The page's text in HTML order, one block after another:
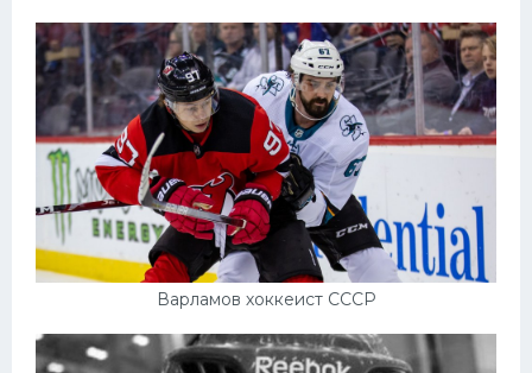
Варламов хоккеист СССР